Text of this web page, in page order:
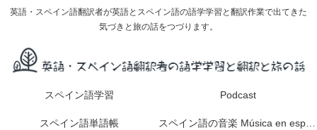
英語・スペイン語翻訳者が英語とスペイン語の語学学習と翻訳作業で出てきた
気づきと旅の話をつづります。
スペイン語学習 Podcast
スペイン語単語帳